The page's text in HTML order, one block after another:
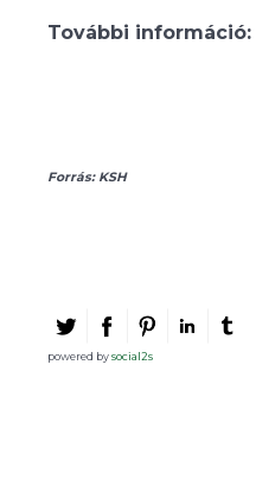
További információ:
Forrás: KSH
powered bysocial2s